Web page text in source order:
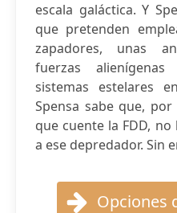
escala galáctica. Y
que pretenden
zapadores, unas
fuerzas
sistemas estelares
Spensa sabe que,
que cuente la FDD,
a ese depredador. Sin
Opciones